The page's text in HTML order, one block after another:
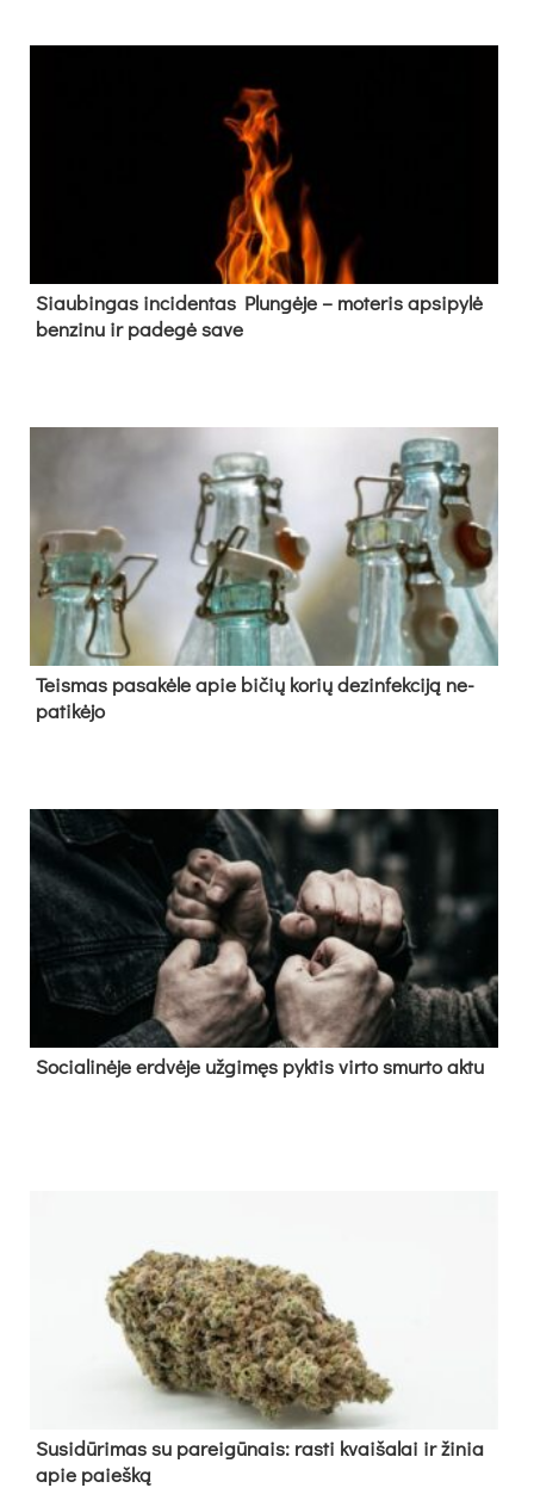
Siau­bin­gas in­ci­den­tas Plun­gė­je – mo­te­ris ap­si­py­lė
ben­zi­nu ir pa­de­gė sa­ve
Teis­mas pa­sa­kė­le apie bi­čių ko­rių de­zin­fek­ci­ją ne­
pa­ti­kė­jo
So­cia­li­nė­je erd­vė­je už­gi­męs pyk­tis vir­to smur­to ak­tu
Su­si­dū­ri­mas su pa­rei­gū­nais: ras­ti kvai­ša­lai ir ži­nia
apie paieš­ką